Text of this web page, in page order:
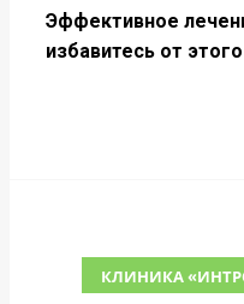
Эффективное
избавитесь от
КЛИНИКА